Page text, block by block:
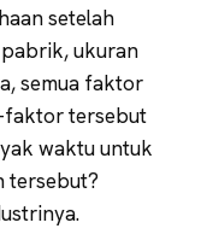
setelah
ukuran
semua faktor
faktor tersebut
waktu untuk
tersebut?